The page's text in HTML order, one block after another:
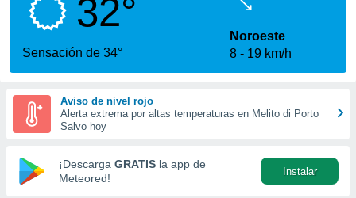
calidad.
a este
las
y
forma
digital
basada
32°
Sensación de 34°
Noroeste
8
19 km/h
Aviso de nivel rojo
Alerta extrema por altas temperaturas en Melito di Porto
Salvo hoy
¡Descarga GRATIS la app de
Meteored!
Instalar